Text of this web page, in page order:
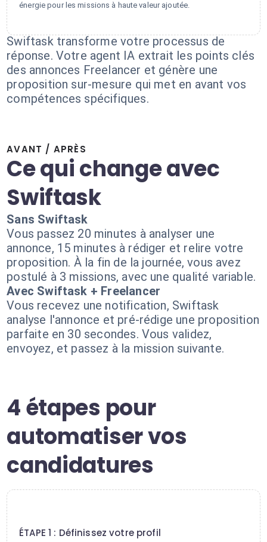
énergie pour les missions à haute valeur ajoutée.
Swiftask transforme votre processus de
réponse. Votre agent IA extrait les points clés
des annonces Freelancer et génère une
proposition sur-mesure qui met en avant vos
compétences spécifiques.
AVANT / APRÈS
Ce qui change avec
Swiftask
Sans Swiftask
Vous passez 20 minutes à analyser une
annonce, 15 minutes à rédiger et relire votre
proposition. À la fin de la journée, vous avez
postulé à 3 missions, avec une qualité variable.
Avec Swiftask + Freelancer
Vous recevez une notification, Swiftask
analyse l'annonce et pré-rédige une proposition
parfaite en 30 secondes. Vous validez,
envoyez, et passez à la mission suivante.
4 étapes pour
automatiser vos
candidatures
ÉTAPE 1 : Définissez votre profil